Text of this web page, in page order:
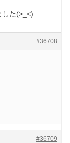
した(>_<)
#36708
#36709